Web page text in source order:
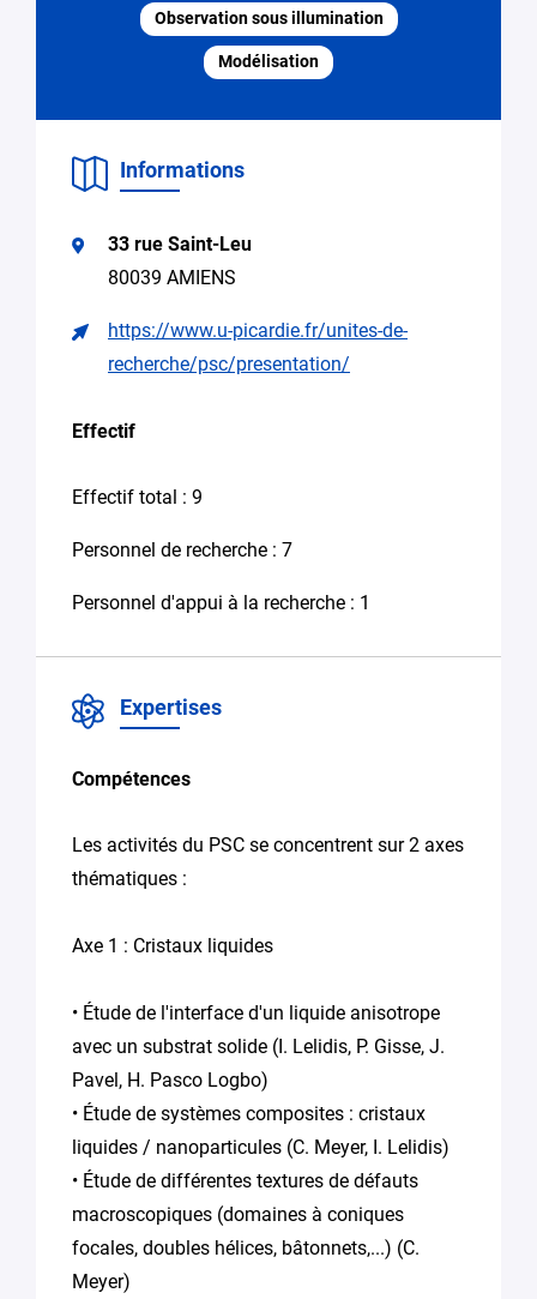
PréciserRecherche
d’expertise,
collaboration
Accéder
à un
d’encadrement
une
thèse
Autre (Merci
préciser
dans
message)
Votre
vous
consentez au
traitement de
vos données
conformément
à laPolitique
de
confidentialité
de Plug in labs
France*
Observation sous illumination
Modélisation
Informations
33 rue Saint-Leu
80039 AMIENS
https://www.u-picardie.fr/unites-de-
recherche/psc/presentation/
Effectif
Effectif total : 9
Personnel de recherche : 7
Personnel d'appui à la recherche : 1
Expertises
Compétences
Les activités du PSC se concentrent sur 2 axes
thématiques :
Axe 1 : Cristaux liquides
• Étude de l'interface d'un liquide anisotrope
avec un substrat solide (I. Lelidis, P. Gisse, J.
Pavel, H. Pasco Logbo)
• Étude de systèmes composites : cristaux
liquides / nanoparticules (C. Meyer, I. Lelidis)
• Étude de différentes textures de défauts
macroscopiques (domaines à coniques
focales, doubles hélices, bâtonnets,...) (C.
Meyer)